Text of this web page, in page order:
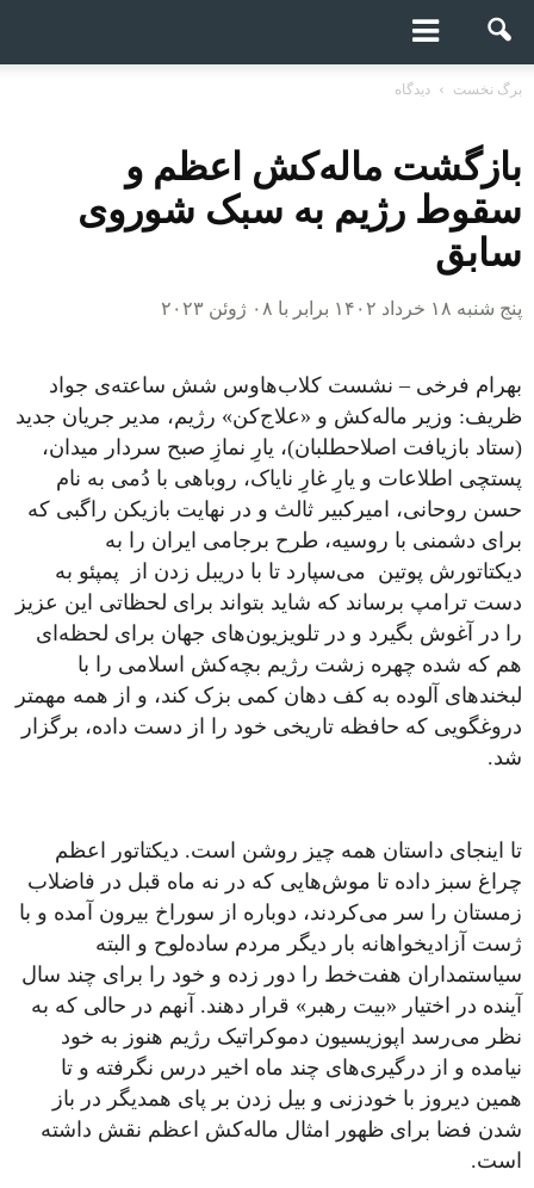
برگ نخست دیدگاه
بازگشت ماله‌کش اعظم و
سقوط رژیم به سبک شوروی
سابق
پنج شنبه ۱۸ خرداد ۱۴۰۲ برابر با ۰۸ ژوئن ۲۰۲۳
بهرام فرخی – نشست کلاب‌هاوس شش ساعته‌ی جواد
ظریف: وزیر ماله‌کش و «علاج‌کن» رژیم، مدیر جریان جدید
(ستاد بازیافت اصلاحطلبان)، یارِ نمازِ صبح سردار میدان،
پستچی اطلاعات و یارِ غارِ نایاک، روباهی با دُمی به نام
حسن روحانی، امیرکبیر ثالث و در نهایت بازیکن راگبی که
برای دشمنی با روسیه، طرح برجامی ایران را به
دیکتاتورش پوتین می‌سپارد تا با دریبل زدن از پمپئو به
دست ترامپ برساند که شاید بتواند برای لحظاتی این عزیز
را در آغوش بگیرد و در تلویزیون‌های جهان برای لحظه‌ای
هم که شده چهره زشت رژیم بچه‌کش اسلامی را با
لبخندهای آلوده به کف دهان کمی بزک کند، و از همه مهمتر
دروغگویی که حافظه تاریخی خود را از دست داده، برگزار
شد.
تا اینجای داستان همه چیز روشن است. دیکتاتور اعظم
چراغ سبز داده تا موش‌هایی که در نه ماه قبل در فاضلاب‌
زمستان را سر می‌کردند، دوباره از سوراخ بیرون آمده و با
ژست آزادیخواهانه بار دیگر مردم ساده‌لوح و البته
سیاستمداران هفت‌خط را دور زده و خود را برای چند سال
آینده در اختیار «بیت رهبر» قرار دهند. آنهم در حالی که به
نظر می‌رسد اپوزیسیون دموکراتیک رژیم هنوز به خود
نیامده و از درگیری‌های چند ماه اخیر درس نگرفته و تا
همین دیروز با خودزنی و بیل زدن بر پای همدیگر در باز
شدن فضا برای ظهور امثال ماله‌کش اعظم نقش داشته
است.